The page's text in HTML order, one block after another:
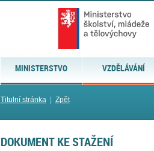
MINISTERSTVO VZDĚLÁVÁNÍ
Titulní stránka| Zpět
DOKUMENT KE STAŽENÍ